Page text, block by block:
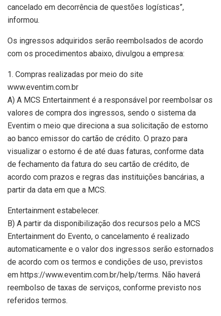
cancelado em decorrência de questões logísticas”,
informou.
Os ingressos adquiridos serão reembolsados de acordo
com os procedimentos abaixo, divulgou a empresa:
1. Compras realizadas por meio do site
www.eventim.com.br
A) A MCS Entertainment é a responsável por reembolsar os
valores de compra dos ingressos, sendo o sistema da
Eventim o meio que direciona a sua solicitação de estorno
ao banco emissor do cartão de crédito. O prazo para
visualizar o estorno é de até duas faturas, conforme data
de fechamento da fatura do seu cartão de crédito, de
acordo com prazos e regras das instituições bancárias, a
partir da data em que a MCS.
Entertainment estabelecer.
B) A partir da disponibilização dos recursos pelo a MCS
Entertainment do Evento, o cancelamento é realizado
automaticamente e o valor dos ingressos serão estornados
de acordo com os termos e condições de uso, previstos
em https://www.eventim.com.br/help/terms. Não haverá
reembolso de taxas de serviços, conforme previsto nos
referidos termos.